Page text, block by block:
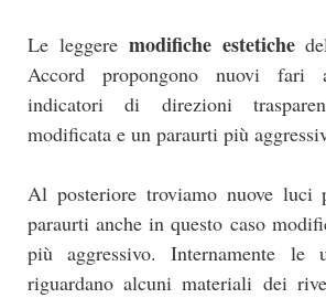
Le leggere modifiche estetiche
Accord propongono nuovi fari
indicatori di direzioni
modificata e un paraurti più
Al posteriore troviamo nuove
paraurti anche in questo caso
più aggressivo. Internamente le
riguardano alcuni materiali dei